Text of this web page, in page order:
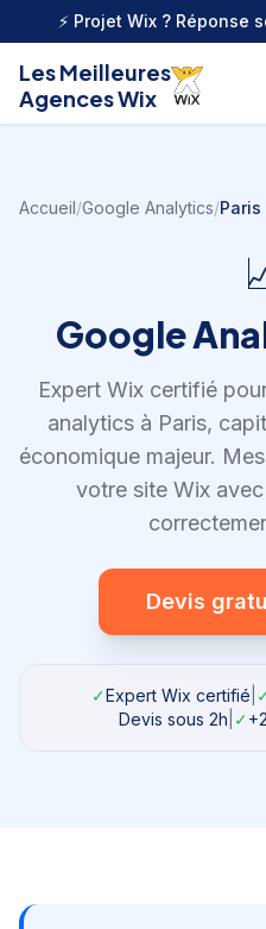
Aller au contenu
⚡ Projet Wix ? Réponse
Les Meilleures
Agences Wix
Accueil/Google Analytics/Paris
Google
Expert Wix certifié
analytics à Paris,
économique majeur.
votre site Wix
Devis
✓Expert Wix certifié
Devis sous 2h ✓